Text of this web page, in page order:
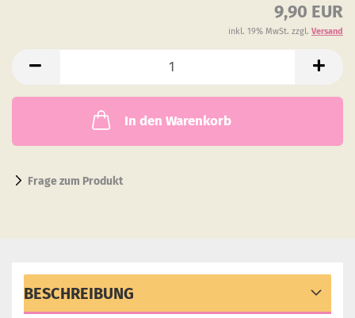
9,90 EUR
inkl. 19% MwSt. zzgl. Versand
In den Warenkorb
Frage zum Produkt
BESCHREIBUNG